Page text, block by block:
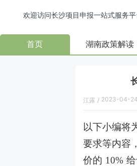
欢迎访问长沙项目申报一站式服务平
首页 湖南政策解读
江露 / 2023-04-24
以下小编将
要求等内容
价的 10%